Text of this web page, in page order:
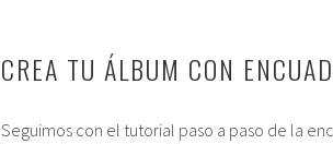
CREA TU ÁLBUM CON
Seguimos con el tutorial paso a paso de la